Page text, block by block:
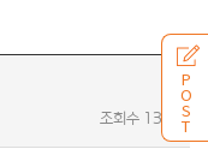
P
O
S
T
조회수 131